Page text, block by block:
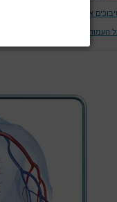
אחרים
העמודים